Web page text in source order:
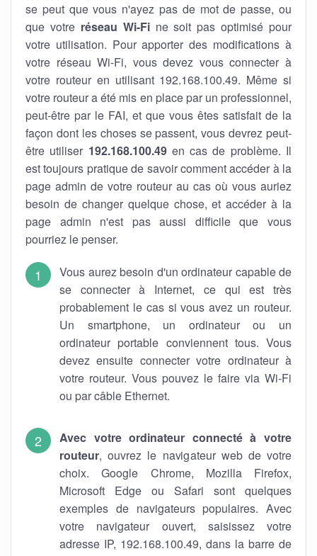
se peut que vous n'ayez pas de mot de passe, ou
que votre réseau Wi-Fine soit pas optimisé pour
votre utilisation. Pour apporter des modifications à
votre réseau Wi-Fi, vous devez vous connecter à
votre routeur en utilisant 192.168.100.49. Même si
votre routeur a été mis en place par un professionnel,
peut-être par le FAI, et que vous êtes satisfait de la
façon dont les choses se passent, vous devrez peut-
être utiliser 192.168.100.49en cas de problème. Il
est toujours pratique de savoir comment accéder à la
page admin de votre routeur au cas où vous auriez
besoin de changer quelque chose, et accéder à la
page admin n'est pas aussi difficile que vous
pourriez le penser.
Vous aurez besoin d'un ordinateur capable de
se connecter à Internet, ce qui est très
probablement le cas si vous avez un routeur.
Un smartphone, un ordinateur ou un
ordinateur portable conviennent tous. Vous
devez ensuite connecter votre ordinateur à
votre routeur. Vous pouvez le faire via Wi-Fi
ou par câble Ethernet.
Avec votre ordinateur connecté à votre
routeur, ouvrez le navigateur web de votre
choix. Google Chrome, Mozilla Firefox,
Microsoft Edge ou Safari sont quelques
exemples de navigateurs populaires. Avec
votre navigateur ouvert, saisissez votre
adresse IP, 192.168.100.49, dans la barre de